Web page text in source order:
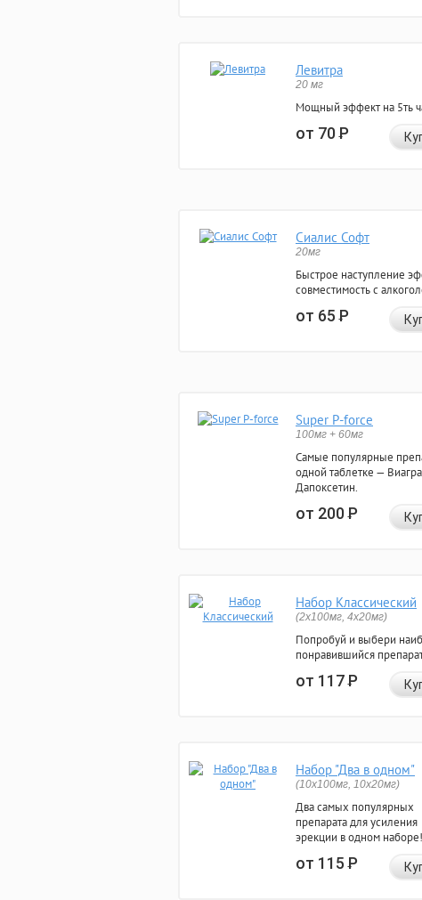
Левитра
20 мг
Мощный эффект на 5ть
от 70Р
Сиалис Софт
20мг
Быстрое наступление
совместимость с
от 65Р
Super P-force
100мг + 60мг
Самые популярные
одной таблетке —
Дапоксетин.
от 200Р
Набор Классический
(2x100мг, 4x20мг)
Попробуй и выбери
понравившийся
от 117Р
Набор "Два в одном"
(10x100мг, 10x20мг)
Два самых популярных
препарата для усиления
эрекции в одном наборе!
от 115Р